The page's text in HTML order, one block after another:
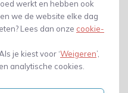
werkt en hebben ook
we de website elke dag
Lees dan onze cookie-
je kiest voor ‘Weigeren’,
analytische cookies.